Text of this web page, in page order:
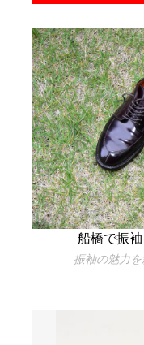
船橋で振
振袖の魅力